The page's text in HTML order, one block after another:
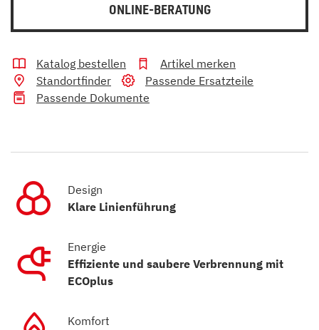
ONLINE-BERATUNG
Katalog bestellen
Artikel merken
Standortfinder
Passende Ersatzteile
Passende Dokumente
Design
Klare Linienführung
Energie
Effiziente und saubere Verbrennung mit
ECOplus
Komfort